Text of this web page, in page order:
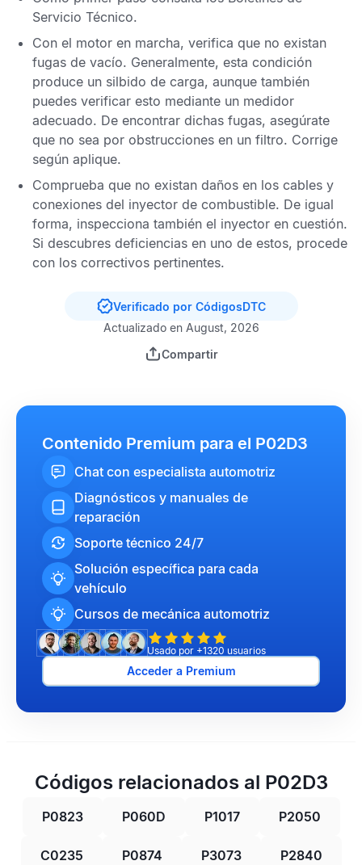
Servicio Técnico.
Con el motor en marcha, verifica que no existan
fugas de vacío. Generalmente, esta condición
produce un silbido de carga, aunque también
puedes verificar esto mediante un medidor
adecuado. De encontrar dichas fugas, asegúrate
que no sea por obstrucciones en un filtro. Corrige
según aplique.
Comprueba que no existan daños en los cables y
conexiones del inyector de combustible. De igual
forma, inspecciona también el inyector en cuestión.
Si descubres deficiencias en uno de estos, procede
con los correctivos pertinentes.
Verificado por CódigosDTC
Actualizado en August, 2026
Compartir
Contenido Premium para el P02D3
Chat con especialista automotriz
Diagnósticos y manuales de
reparación
Soporte técnico 24/7
Solución específica para cada
vehículo
Cursos de mecánica automotriz
Usado por +1320 usuarios
Acceder a Premium
Códigos relacionados al P02D3
P0823 P060D P1017 P2050
C0235 P0874 P3073 P2840